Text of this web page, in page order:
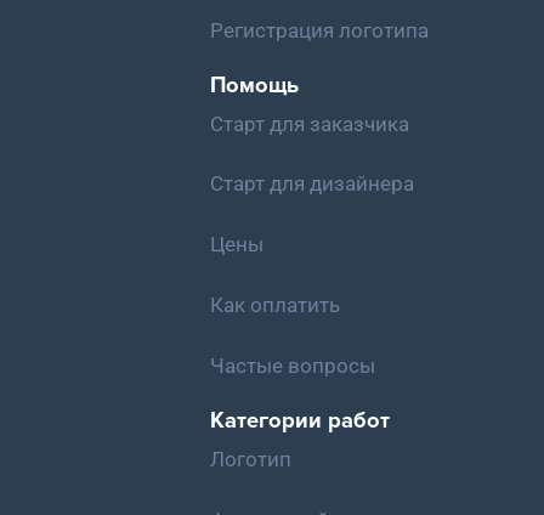
Регистрация логотипа
Помощь
Старт для заказчика
Старт для дизайнера
Цены
Как оплатить
Частые вопросы
Категории работ
Логотип